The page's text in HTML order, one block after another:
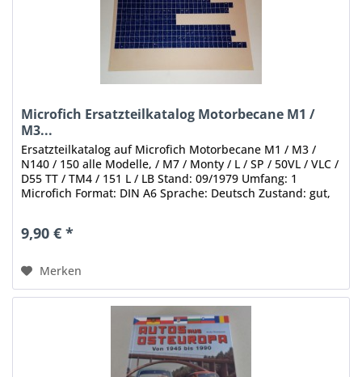
Microfich Ersatzteilkatalog Motorbecane M1 /
M3...
Ersatzteilkatalog auf Microfich Motorbecane M1 / M3 /
N140 / 150 alle Modelle, / M7 / Monty / L / SP / 50VL / VLC /
D55 TT / TM4 / 151 L / LB Stand: 09/1979 Umfang: 1
Microfich Format: DIN A6 Sprache: Deutsch Zustand: gut,
9,90 € *
Merken